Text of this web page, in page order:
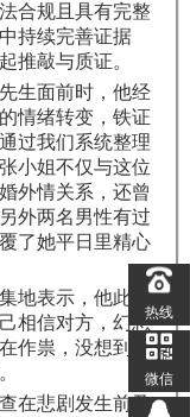
合规且具有完整
持续完善证据
推敲与质证。
生面前时，他经
情绪转变，铁证
过我们系统整理
小姐不仅与这位
外情关系，还曾
外两名男性有过
了她平日里精心
地表示，他此前
相信对方，幻想
作祟，没想到真
在悲剧发生前及
热线
微信